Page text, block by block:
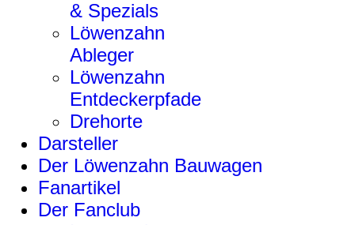
& Spezials
Löwenzahn
Ableger
Löwenzahn
Entdeckerpfade
Drehorte
Darsteller
Der Löwenzahn Bauwagen
Fanartikel
Der Fanclub